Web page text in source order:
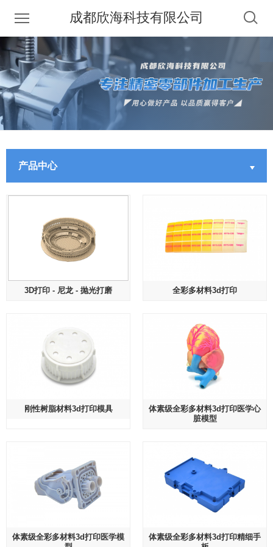
成都欣海科技有限公司
产品中心
3D打印 - 尼龙 - 抛光打磨 全彩多材料3d打印
刚性树脂材料3d打印模具
体素级全彩多材料3d打印医学心
脏模型
体素级全彩多材料3d打印医学模
体素级全彩多材料3d打印精细手